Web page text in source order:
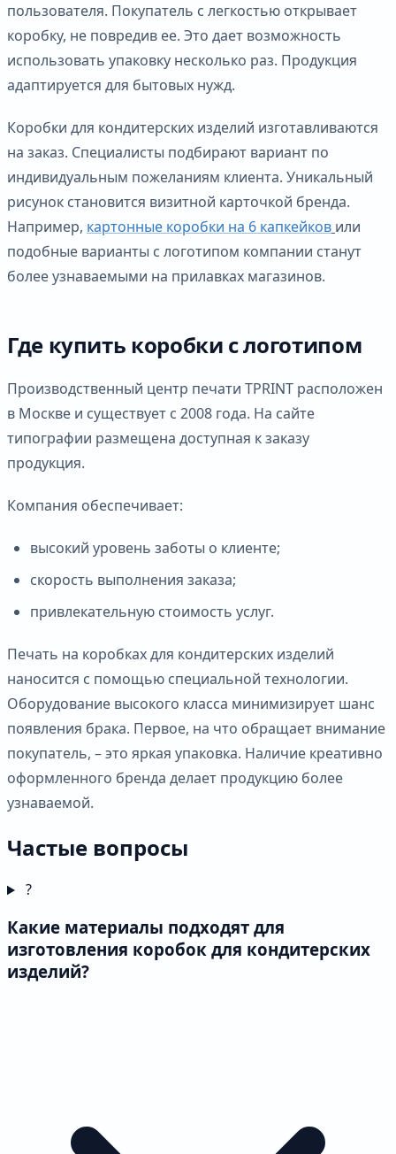
пользователя. Покупатель с легкостью открывает
коробку, не повредив ее. Это дает возможность
использовать упаковку несколько раз. Продукция
адаптируется для бытовых нужд.
Коробки для кондитерских изделий изготавливаются
на заказ. Специалисты подбирают вариант по
индивидуальным пожеланиям клиента. Уникальный
рисунок становится визитной карточкой бренда.
Например, картонные коробки на 6 капкейков или
подобные варианты с логотипом компании станут
более узнаваемыми на прилавках магазинов.
Где купить коробки с логотипом
Производственный центр печати TPRINT расположен
в Москве и существует с 2008 года. На сайте
типографии размещена доступная к заказу
продукция.
Компания обеспечивает:
высокий уровень заботы о клиенте;
скорость выполнения заказа;
привлекательную стоимость услуг.
Печать на коробках для кондитерских изделий
наносится с помощью специальной технологии.
Оборудование высокого класса минимизирует шанс
появления брака. Первое, на что обращает внимание
покупатель, – это яркая упаковка. Наличие креативно
оформленного бренда делает продукцию более
узнаваемой.
Частые вопросы
?
Какие материалы подходят для
изготовления коробок для кондитерских
изделий?